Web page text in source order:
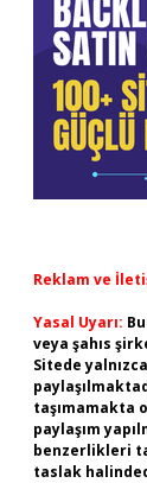
Reklam ve
Yasal Uyarı:
veya şahıs
Sitede
taşımamakta
paylaşım
benzerlikleri
taslak